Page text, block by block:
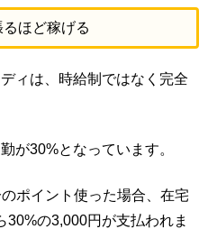
ほど稼げる
ィは、時給制ではなく完全
が30%となっています。
ポイント使った場合、在宅
30%の3,000円が支払われま